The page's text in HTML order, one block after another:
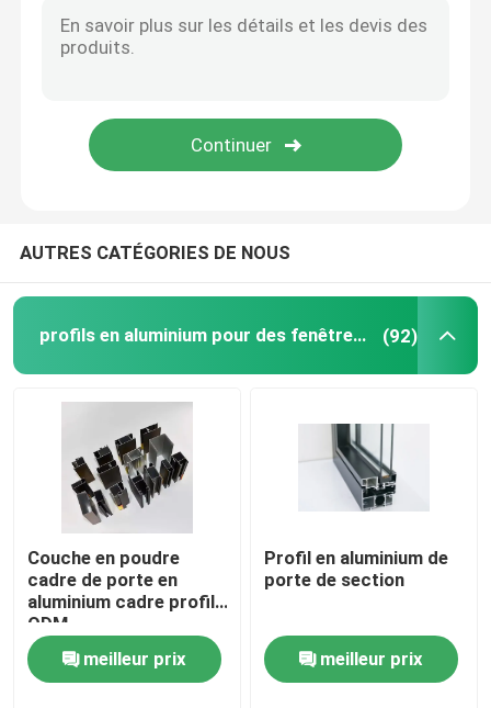
Profil de fenêtre en aluminium
profils en aluminium d'extrusion
Plafond en aluminium
Clôture en verre en aluminium
Profil de bande LED en aluminium
Profil de la jupe en aluminium
Profil d'aluminium de coin
Tuyau en aluminium de tube
AUTRES CATÉGORIES DE NOUS
profils en aluminium pour des fenêtres et des portes (92)
Couche en poudre
cadre de porte en
aluminium cadre profilé
ODM
meilleur prix
Profil en aluminium de
porte de section
meilleur prix